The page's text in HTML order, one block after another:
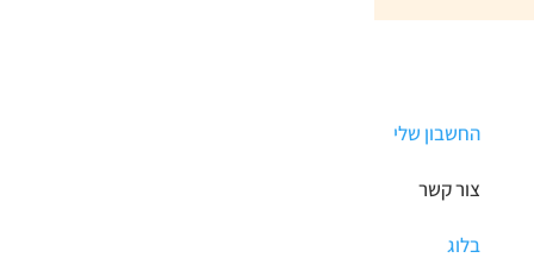
החשבון שלי
צור קשר
בלוג